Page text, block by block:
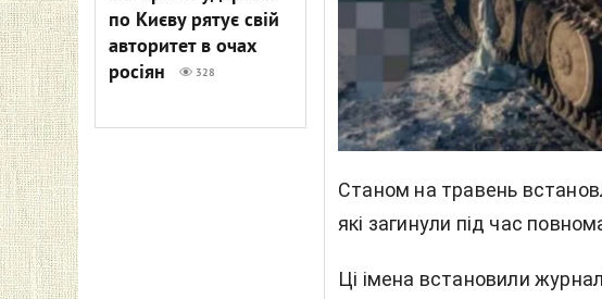
по Києву рятує свій
авторитет в очах
росіян
328
Станом на травень
які загинули під час
Ці імена встановили